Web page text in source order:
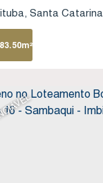
Santa Catarina
.50m²